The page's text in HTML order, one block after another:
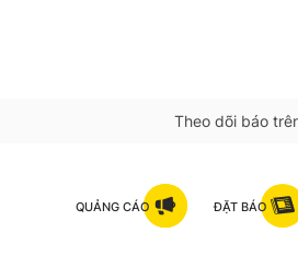
Theo dõi báo
QUẢNG CÁO ĐẶT BÁO